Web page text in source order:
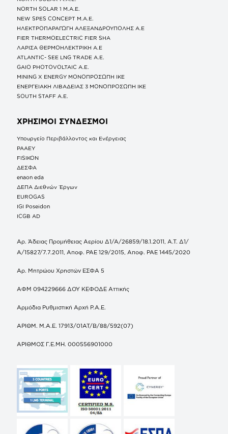
NORTH SOLAR 1 M.Α.Ε.
NEW SPES CONCEPT Μ.Α.Ε.
ΗΛΕΚΤΡΟΠΑΡΑΓΩΓΗ ΑΛΕΞΑΝΔΡΟΥΠΟΛΗΣ A.E
FIER THERMOELECTRIC FIER SHA
ΛΑΡΙΣΑ ΘΕΡΜΟΗΛΕΚΤΡΙΚΗ A.E
ATLANTIC- SEE LNG TRADE A.E.
GAIO PHOTOVOLTAIC Α.Ε.
MINING X ENERGY ΜΟΝΟΠΡΟΣΩΠΗ ΙΚΕ
ΕΝΕΡΓΕΙΑΚΗ ΛΙΒΑΔΕΙΑΣ 3 ΜΟΝΟΠΡΟΣΩΠΗ ΙΚΕ
SOUTH STAFF Α.Ε.
ΧΡΗΣΙΜΟΙ ΣΥΝΔΕΣΜΟΙ
Υπουργείο Περιβάλλοντος και Ενέργειας
ΡΑΑΕΥ
FISIKON
ΔΕΣΦΑ
enaon eda
ΔΕΠΑ Διεθνών Έργων
EUROGAS
IGI Poseidon
ICGB AD
Αρ. Άδειας Προμήθειας Αερίου Δ1/Α/26859/18.1.2011, Α.Τ. Δ1/
Α/15827/7.7.2011, Αποφ. ΡΑΕ 129/2015, Αποφ. ΡΑΕ 1445/2020
Αρ. Μητρώου Χρηστών ΕΣΦΑ 5
ΑΦΜ 094229666 ΔΟΥ ΚΕΦΟΔΕ Αττικής
Αρμόδια Ρυθμιστική Αρχή Ρ.Α.Ε.
ΑΡΙΘΜ. Μ.Α.Ε. 17913/01ΑΤ/Β/88/592(07)
ΑΡΙΘΜΟΣ Γ.Ε.ΜΗ. 000556901000